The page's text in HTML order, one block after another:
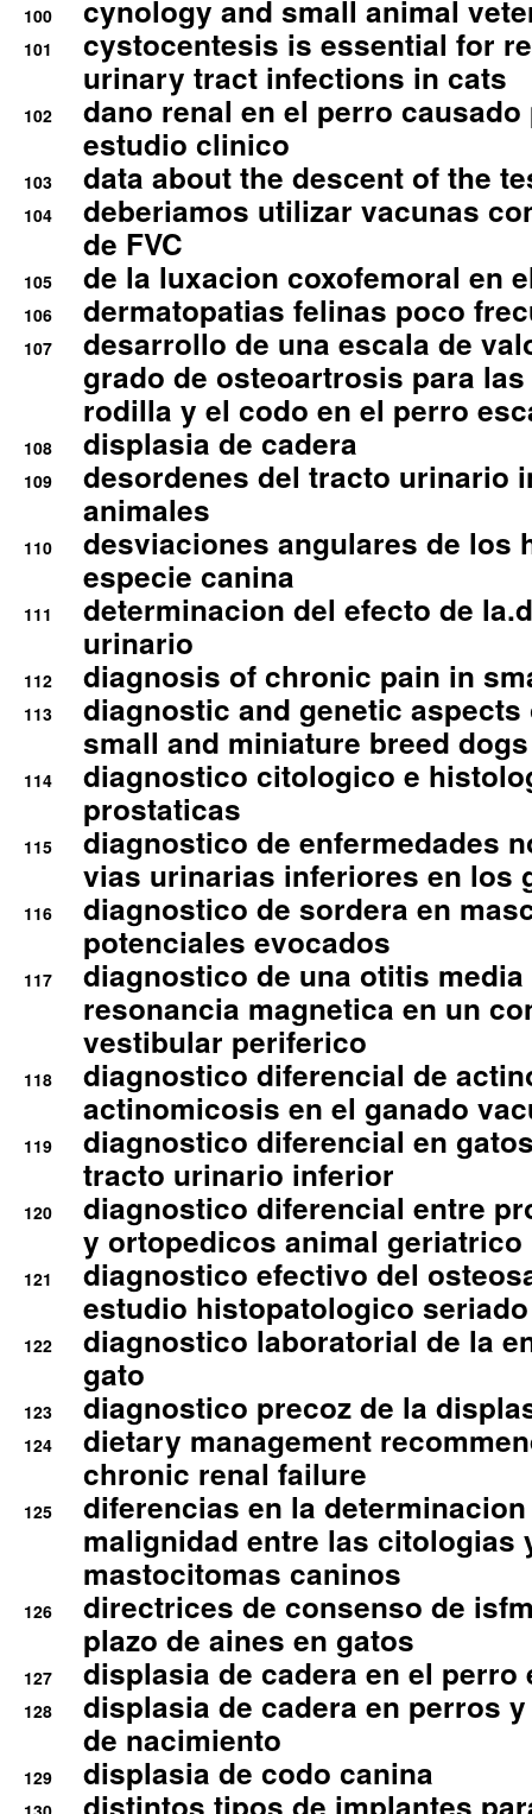
100 cynology and small animal
101
cystocentesis is essential for
urinary tract infections in cats
102
dano renal en el perro
estudio clinico
103 data about the descent of the
104
deberiamos utilizar vacunas
de FVC
105 de la luxacion coxofemoral en
106 dermatopatias felinas poco
107
desarrollo de una escala de
grado de osteoartrosis para
rodilla y el codo en el perro
108 displasia de cadera
109
desordenes del tracto urinario
animales
110
desviaciones angulares de los
especie canina
111
determinacion del efecto de
urinario
112 diagnosis of chronic pain in
113
diagnostic and genetic
small and miniature breed
114
diagnostico citologico e
prostaticas
115
diagnostico de enfermedades
vias urinarias inferiores en los
116
diagnostico de sordera en
potenciales evocados
117
diagnostico de una otitis
resonancia magnetica en un
vestibular periferico
118
diagnostico diferencial de
actinomicosis en el ganado
119
diagnostico diferencial en
tracto urinario inferior
120
diagnostico diferencial entre
y ortopedicos animal geriatrico
121
diagnostico efectivo del
estudio histopatologico seriado
122
diagnostico laboratorial de la
gato
123 diagnostico precoz de la
124
dietary management
chronic renal failure
125
diferencias en la
malignidad entre las citologias
mastocitomas caninos
126
directrices de consenso de
plazo de aines en gatos
127 displasia de cadera en el perro
128
displasia de cadera en perros
de nacimiento
129 displasia de codo canina
distintos tipos de implantes